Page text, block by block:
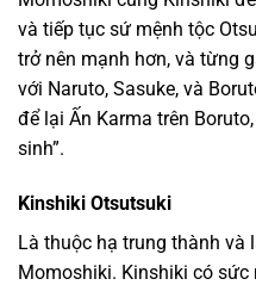
và tiếp tục sứ mệnh tộc
trở nên mạnh hơn, và từng
với Naruto, Sasuke, và
để lại Ấn Karma trên
sinh”.
Kinshiki Otsutsuki
Là thuộc hạ trung thành và
Momoshiki. Kinshiki có sức